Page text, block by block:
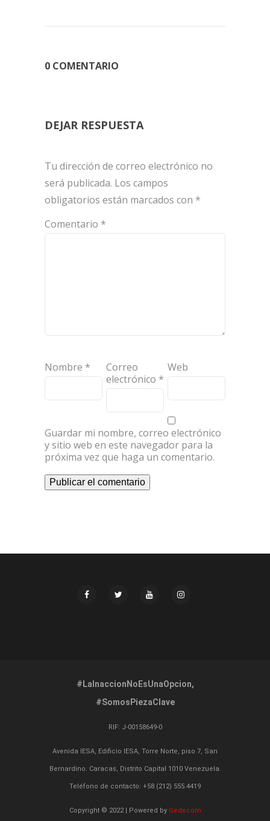
0 COMENTARIO
DEJAR RESPUESTA
Tu dirección de correo electrónico no
será publicada. Los campos
obligatorios están marcados con *
Comentario *
Nombre *
Correo
electrónico *
Web
Guardar mi nombre, correo electrónico
y sitio web en este navegador para la
próxima vez que haga un comentario.
#LaInaccionNoEsUnaOpcion,
#SomosPiezaClave
RIF: J-00158649-0
Avenida IESA, Edificio IESA, Torre Norte, piso 7, San
Bernardino. Caracas, Distrito Capital 1010 Venezuela.
Teléfono de contacto: +58 (212) 555.4419
Copyright © 2022 | Powered by Gedecom